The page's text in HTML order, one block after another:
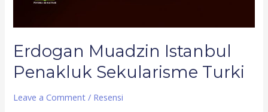
Erdogan Muadzin Istanbul
Penakluk Sekularisme Turki
Leave a Comment / Resensi